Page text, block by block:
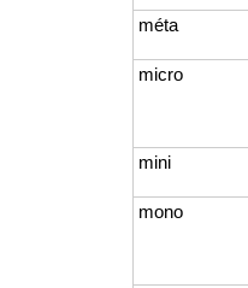
méta
micro
mini
mono